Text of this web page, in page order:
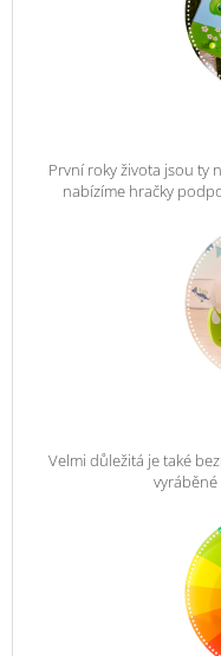
První roky života jsou ty
nabízíme hračky
Velmi důležitá je také